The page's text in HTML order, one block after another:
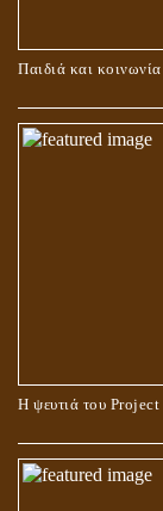
Παιδιά και κοινωνία
Η ψευτιά του
ΚΑΥΣΗ Ή ΤΑΦΗ
Ο ΡΟΛΟΣ ΤΗΣ